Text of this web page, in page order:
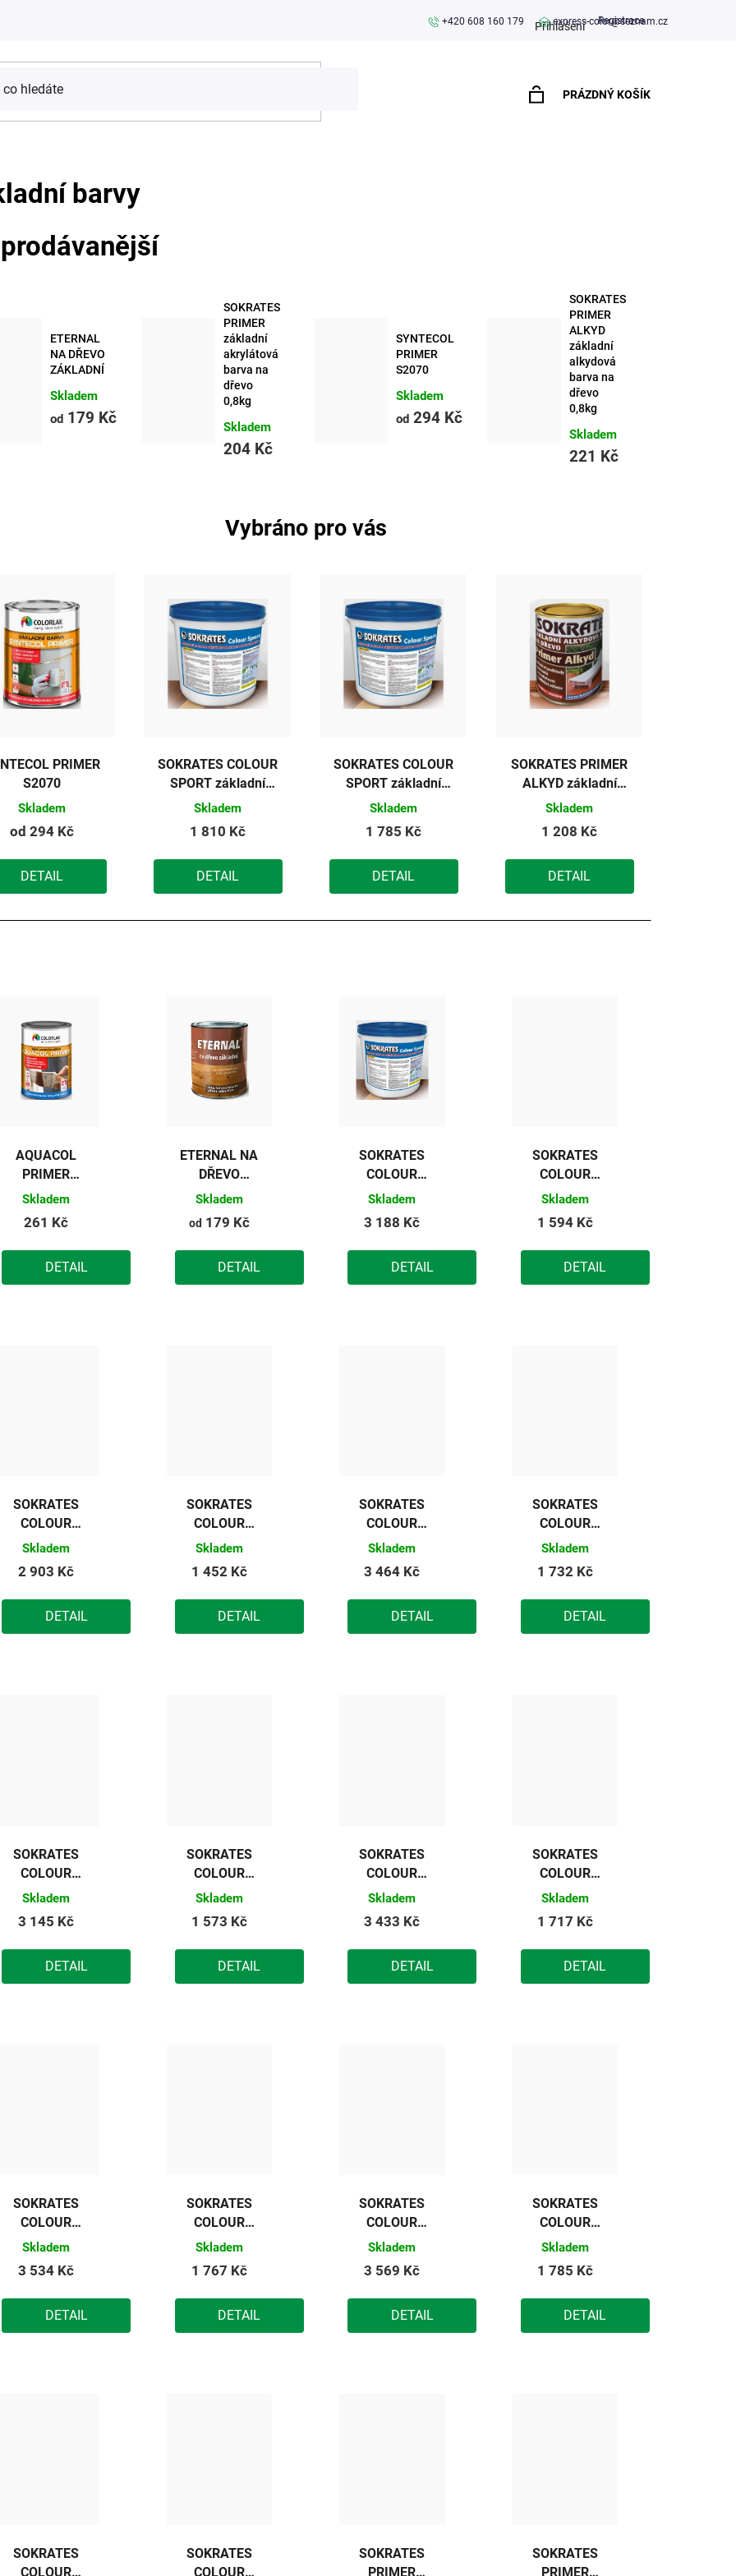
Přihlášení Registrace
+420 608 160 179 express-color@seznam.cz
PRÁZDNÝ KOŠÍK
barvy
ETERNAL
NA DŘEVO
ZÁKLADNÍ
Skladem
od 179 Kč
SOKRATES
PRIMER
základní
akrylátová
barva na
dřevo
0,8kg
Skladem
204 Kč
SYNTECOL
PRIMER
S2070
Skladem
od 294 Kč
SOKRATES
PRIMER
ALKYD
základní
alkydová
barva na
dřevo
0,8kg
Skladem
221 Kč
Vybráno pro vás
PRIMER
S2070
Skladem
od 294 Kč
DETAIL
SOKRATES COLOUR
SPORT základní
barva na dřevěné
Skladem
1 810 Kč
DETAIL
SOKRATES COLOUR
SPORT základní
barva na dřevěné
tmavá) 5kg
Skladem
1 785 Kč
DETAIL
SOKRATES PRIMER
ALKYD základní
alkydová barva na
Skladem
1 208 Kč
DETAIL
AQUACOL
PRIMER
V2070
Skladem
261 Kč
DETAIL
ETERNAL NA
DŘEVO
ZÁKLADNÍ
Skladem
od 179 Kč
DETAIL
SOKRATES
COLOUR
SPORT
barva na
dřevěné
podlahy
(bílá) 10kg
Skladem
3 188 Kč
DETAIL
SOKRATES
COLOUR
SPORT
barva na
dřevěné
podlahy
(bílá) 5kg
Skladem
1 594 Kč
DETAIL
SOKRATES
COLOUR
SPORT
barva na
dřevěné
podlahy
(černá) 10kg
Skladem
2 903 Kč
DETAIL
SOKRATES
COLOUR
SPORT
barva na
dřevěné
podlahy
(černá) 5kg
Skladem
1 452 Kč
DETAIL
SOKRATES
COLOUR
SPORT
barva na
dřevěné
podlahy
(červená)
Skladem
3 464 Kč
DETAIL
SOKRATES
COLOUR
SPORT
barva na
dřevěné
podlahy
(červená)
Skladem
1 732 Kč
DETAIL
SOKRATES
COLOUR
SPORT
barva na
dřevěné
podlahy
(modrá)
Skladem
3 145 Kč
DETAIL
SOKRATES
COLOUR
SPORT
barva na
dřevěné
podlahy
(modrá) 5kg
Skladem
1 573 Kč
DETAIL
SOKRATES
COLOUR
SPORT
barva na
dřevěné
podlahy
(oranžová)
Skladem
3 433 Kč
DETAIL
SOKRATES
COLOUR
SPORT
barva na
dřevěné
podlahy
(oranžová)
Skladem
1 717 Kč
DETAIL
SOKRATES
COLOUR
SPORT
barva na
dřevěné
podlahy
(zelená
Skladem
3 534 Kč
DETAIL
SOKRATES
COLOUR
SPORT
barva na
dřevěné
podlahy
(zelená
Skladem
1 767 Kč
DETAIL
SOKRATES
COLOUR
SPORT
barva na
dřevěné
podlahy
(zelená
Skladem
3 569 Kč
DETAIL
SOKRATES
COLOUR
SPORT
barva na
dřevěné
podlahy
(zelená
Skladem
1 785 Kč
DETAIL
SOKRATES
COLOUR
SOKRATES
COLOUR
SOKRATES
PRIMER
SOKRATES
PRIMER